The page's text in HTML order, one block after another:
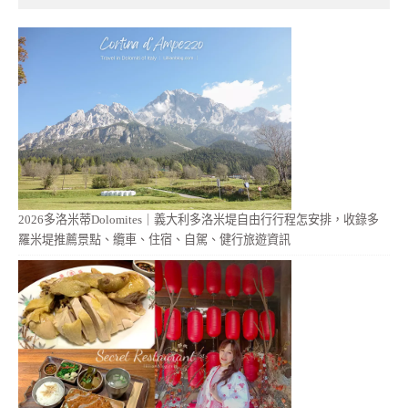
2026多洛米蒂Dolomites｜義大利多洛米堤自由行行程怎安排，收錄多
羅米堤推薦景點、纜車、住宿、自駕、健行旅遊資訊